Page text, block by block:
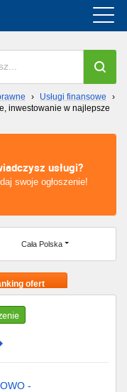
› Usługi finansowe
›
inwestowanie w najlepsze
usługi?
swoje ogłoszenie!
Cała Polska
ofert
-